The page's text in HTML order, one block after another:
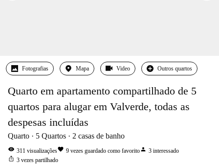
Fotografias Mapa Video Outros quartos
Quarto em apartamento compartilhado de 5
quartos para alugar em Valverde, todas as
despesas incluídas
Quarto 5 Quartos 2 casas de banho
visibility 311 visualizaçõesfavorite 9 vezes guardado como favoritoperson 3 interessado
ios_share 3 vezes partilhado